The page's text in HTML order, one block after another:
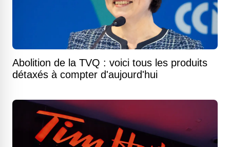
Abolition de la TVQ : voici tous les produits
détaxés à compter d'aujourd'hui